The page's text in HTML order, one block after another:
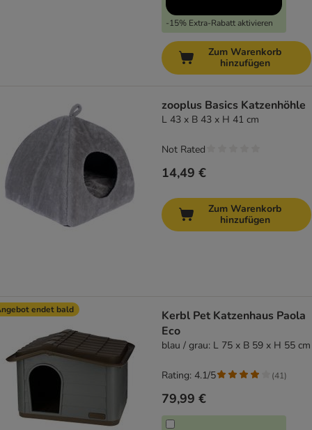
-15% Extra-Rabatt aktivieren
Zum Warenkorb
hinzufügen
zooplus Basics Katzenhöhle
L 43 x B 43 x H 41 cm
14,49 €
Not Rated
Zum Warenkorb
hinzufügen
endet bald
Kerbl Pet Katzenhaus Paola
Eco
blau / grau: L 75 x B 59 x H 55 cm
79,99 €
Rating: 4.1/5 (41)